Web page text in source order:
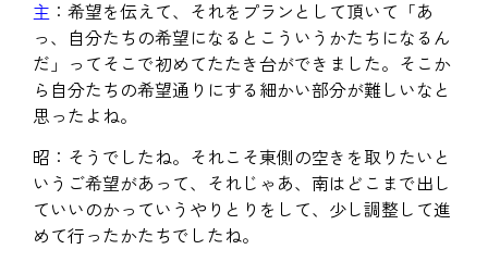
主 ：希望を伝えて、それをプランとして頂いて「あ
っ、自分たちの希望になるとこういうかたちになるん
だ」ってそこで初めてたたき台ができました。そこか
ら自分たちの希望通りにする細かい部分が難しいなと
思ったよね。
昭：そうでしたね。それこそ東側の空きを取りたいと
いうご希望があって、それじゃあ、南はどこまで出し
ていいのかっていうやりとりをして、少し調整して進
めて行ったかたちでしたね。